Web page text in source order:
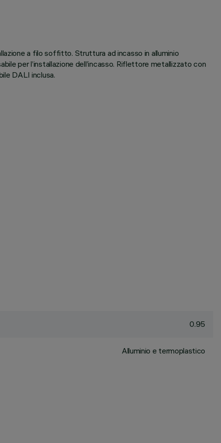
a filo soffitto. Struttura ad incasso in alluminio
per l’installazione dell’incasso. Riflettore metallizzato con
DALI inclusa.
0.95
Alluminio e termoplastico